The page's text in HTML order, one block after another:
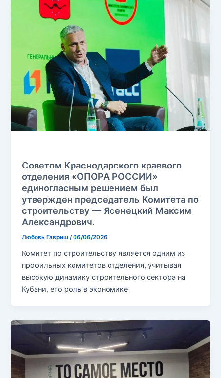
Советом Краснодарского краевого
отделения «ОПОРА РОССИИ»
единогласным решением был
утвержден председатель Комитета по
строительству — Ясенецкий Максим
Александрович.
Любовь Гавриш/06/06/2026
Комитет по строительству является одним из
профильных комитетов отделения, учитывая
высокую динамику строительного сектора на
Кубани, его роль в экономике